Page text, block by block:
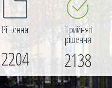
Рішення
2204
Прийняті
рішення
2138